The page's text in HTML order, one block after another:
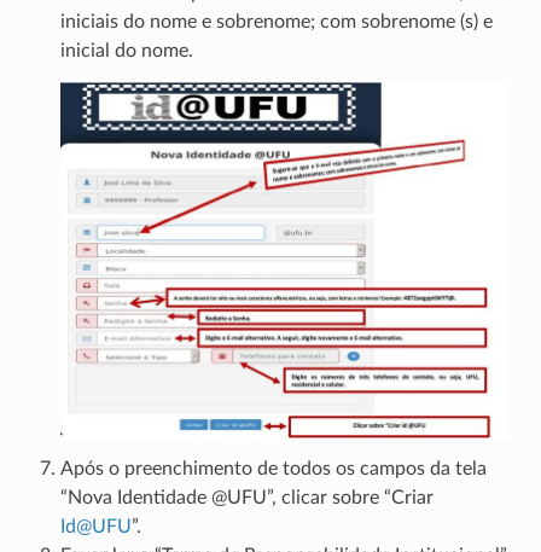
iniciais do nome e sobrenome; com sobrenome (s) e
inicial do nome.
Após o preenchimento de todos os campos da tela
“Nova Identidade @UFU”, clicar sobre “Criar
Id@UFU”.